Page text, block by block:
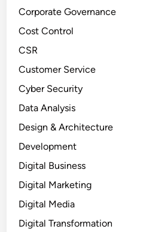
Corporate Governance
Cost Control
CSR
Customer Service
Cyber Security
Data Analysis
Design & Architecture
Development
Digital Business
Digital Marketing
Digital Media
Digital Transformation